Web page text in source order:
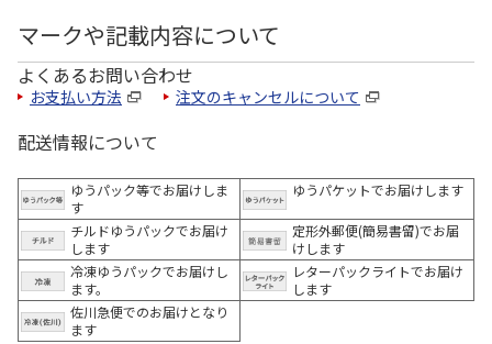
マークや記載内容について
よくあるお問い合わせ
お支払い方法 注文のキャンセルについて
配送情報について
ゆうパック等でお届けしま
す
ゆうパケットでお届けします
チルドゆうパックでお届け
します
定形外郵便(簡易書留)でお届
けします
冷凍ゆうパックでお届けし
ます。
レターパックライトでお届け
します
佐川急便でのお届けとなり
ます